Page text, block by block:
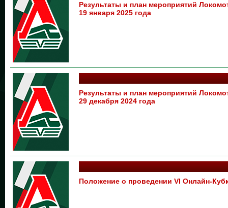
Результаты и план мероприятий
19 января 2025 года
Результаты и план мероприятий
29 декабря 2024 года
Положение о проведении VI Онлайн-